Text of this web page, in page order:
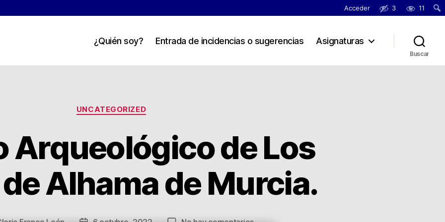
Acceder 3
11
¿Quién soy? Entrada de incidencias o sugerencias Asignaturas
Buscar
Categorías
UNCATEGORIZED
Arqueológico de Los
Alhama de Murcia.